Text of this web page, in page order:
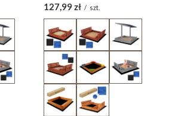
127,99 zł / szt.